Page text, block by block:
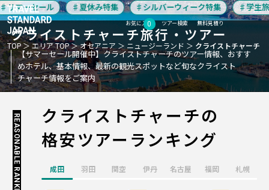
お気に入り
0 無料見積り
ツアー検索
TOP エリア TOP オセアニア ニュージーランド クライストチャーチ
クライストチャーチ旅行・ツアー
【サマーセール開催中】クライストチャーチのツアー情報、おすす
めホテル、基本情報、最新の観光スポットなど旬なクライスト
チャーチ情報をご案内
マーセール 夏休み特集 シルバーウィーク特集 学生旅
クライストチャーチの
格安ツアーランキング
REASONABLE RANKING 成田 羽田 関空 伊丹 名古屋 福岡 札幌